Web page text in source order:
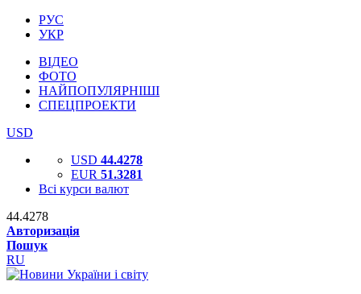
РУС
УКР
ВІДЕО
ФОТО
НАЙПОПУЛЯРНІШІ
СПЕЦПРОЕКТИ
USD
USD 44.4278
EUR 51.3281
Всі курси валют
44.4278
Авторизація
Пошук
RU